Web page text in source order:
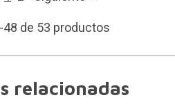
de 53 productos
relacionadas